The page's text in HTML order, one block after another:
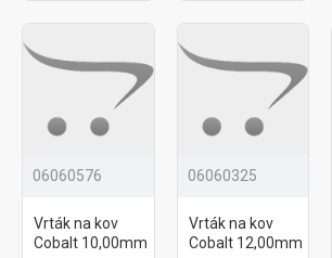
06060576
Vrták na kov
Cobalt 10,00mm
06060325
Vrták na kov
Cobalt 12,00mm